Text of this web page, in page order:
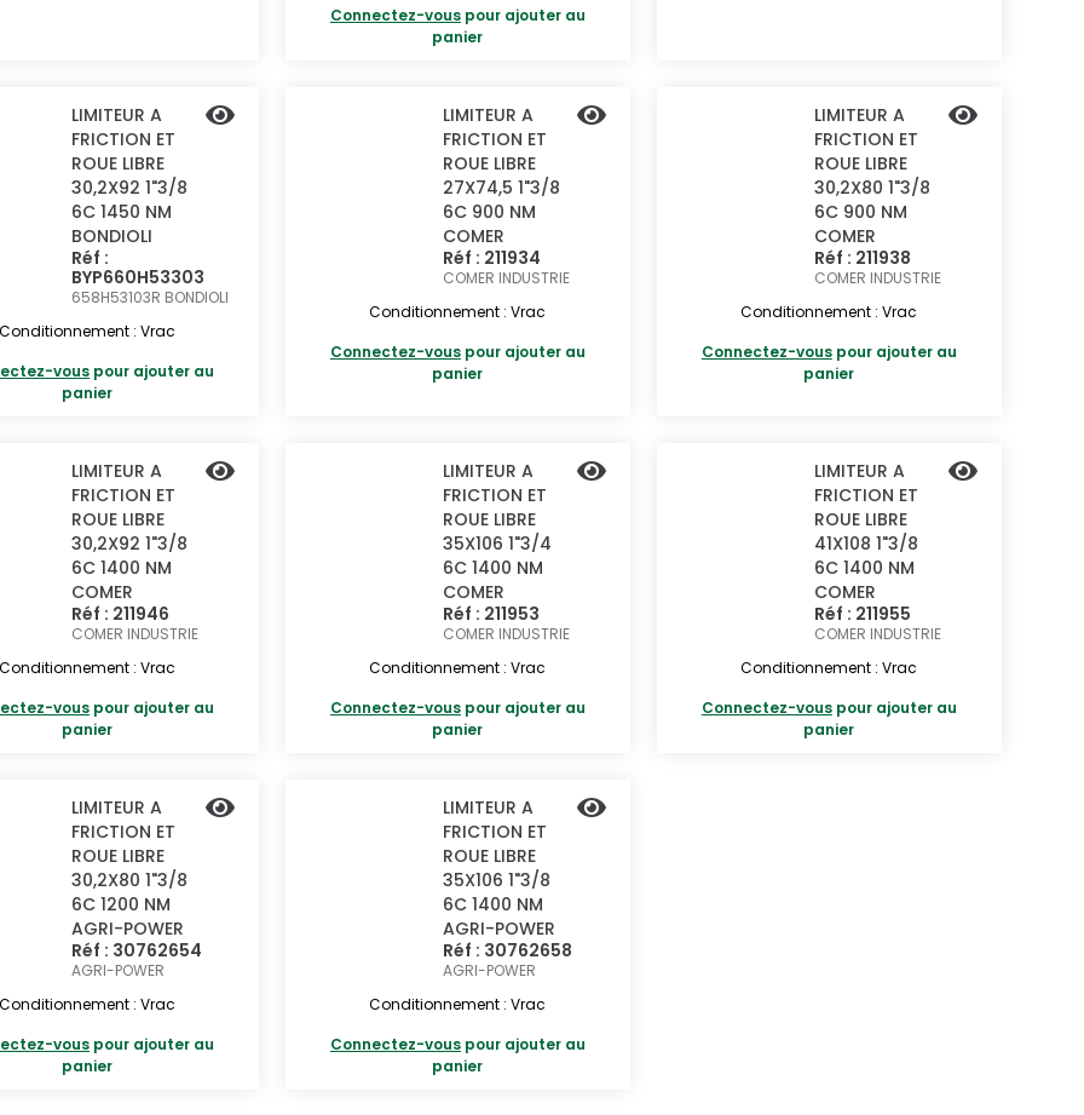
Connectez-vouspour ajouter au
panier
LIMITEUR A
FRICTION ET
ROUE LIBRE
30,2X92 1"3/8
6C 1450 NM
BONDIOLI
Réf :
BYP660H53303
658H53103R BONDIOLI
: Vrac
vous pour ajouter au
panier
LIMITEUR A
FRICTION ET
ROUE LIBRE
27X74,5 1"3/8
6C 900 NM
COMER
Réf : 211934
COMER INDUSTRIE
Conditionnement : Vrac
Connectez-vouspour ajouter au
panier
LIMITEUR A
FRICTION ET
ROUE LIBRE
30,2X80 1"3/8
6C 900 NM
COMER
Réf : 211938
COMER INDUSTRIE
Conditionnement : Vrac
Connectez-vouspour ajouter au
panier
LIMITEUR A
FRICTION ET
ROUE LIBRE
30,2X92 1"3/8
6C 1400 NM
COMER
Réf : 211946
COMER INDUSTRIE
: Vrac
vous pour ajouter au
panier
LIMITEUR A
FRICTION ET
ROUE LIBRE
35X106 1"3/4
6C 1400 NM
COMER
Réf : 211953
COMER INDUSTRIE
Conditionnement : Vrac
Connectez-vouspour ajouter au
panier
LIMITEUR A
FRICTION ET
ROUE LIBRE
41X108 1"3/8
6C 1400 NM
COMER
Réf : 211955
COMER INDUSTRIE
Conditionnement : Vrac
Connectez-vouspour ajouter au
panier
LIMITEUR A
FRICTION ET
ROUE LIBRE
30,2X80 1"3/8
6C 1200 NM
AGRI-POWER
Réf : 30762654
AGRI-POWER
: Vrac
vous pour ajouter au
panier
LIMITEUR A
FRICTION ET
ROUE LIBRE
35X106 1"3/8
6C 1400 NM
AGRI-POWER
Réf : 30762658
AGRI-POWER
Conditionnement : Vrac
Connectez-vouspour ajouter au
panier